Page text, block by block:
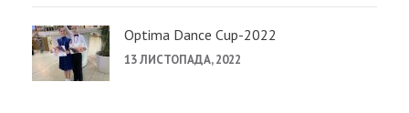
Optima Dance Cup-2022
13 ЛИСТОПАДА, 2022